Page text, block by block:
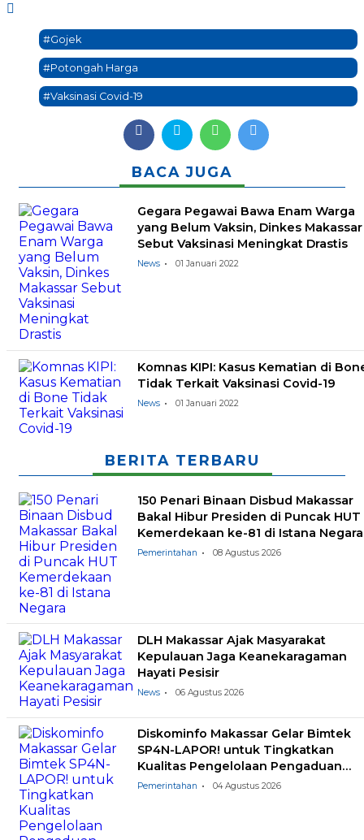
#Gojek
#Potongah Harga
#Vaksinasi Covid-19
BACA JUGA
Gegara Pegawai Bawa Enam Warga
yang Belum Vaksin, Dinkes Makassar
Sebut Vaksinasi Meningkat Drastis
News 01 Januari 2022
Komnas KIPI: Kasus Kematian di
Tidak Terkait Vaksinasi Covid-19
News 01 Januari 2022
BERITA TERBARU
150 Penari Binaan Disbud Makassar
Bakal Hibur Presiden di Puncak HUT
Kemerdekaan ke-81 di Istana Negara
Pemerintahan 08 Agustus 2026
DLH Makassar Ajak Masyarakat
Kepulauan Jaga Keanekaragaman
Hayati Pesisir
News 06 Agustus 2026
Diskominfo Makassar Gelar Bimtek
SP4N-LAPOR! untuk Tingkatkan
Kualitas Pengelolaan Pengaduan
Masyarakat
Pemerintahan 04 Agustus 2026